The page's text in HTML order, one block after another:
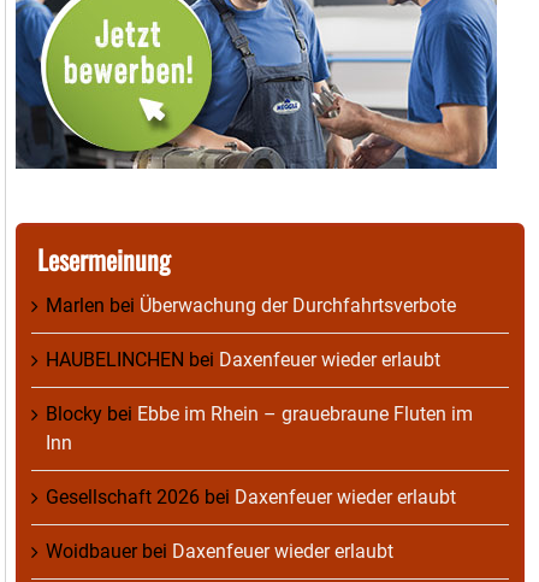
Lesermeinung
Marlen bei Überwachung der Durchfahrtsverbote
HAUBELINCHEN bei Daxenfeuer wieder erlaubt
Blocky bei Ebbe im Rhein – grauebraune Fluten im
Inn
Gesellschaft 2026 bei Daxenfeuer wieder erlaubt
Woidbauerbei Daxenfeuer wieder erlaubt